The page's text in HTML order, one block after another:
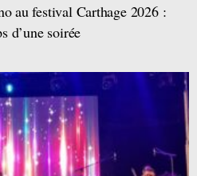
au festival Carthage 2026 :
d’une soirée